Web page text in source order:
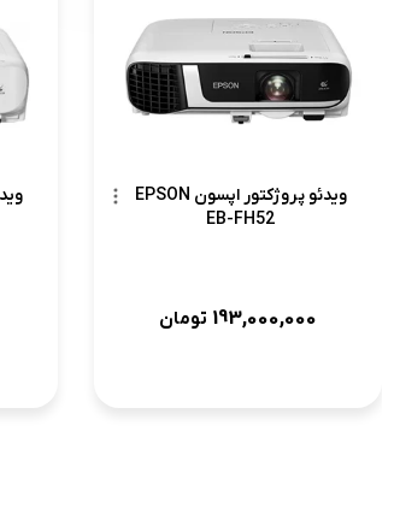
ویدئو پروژکتور اپسون EPSON
EB-FH52
193,000,000 تومان